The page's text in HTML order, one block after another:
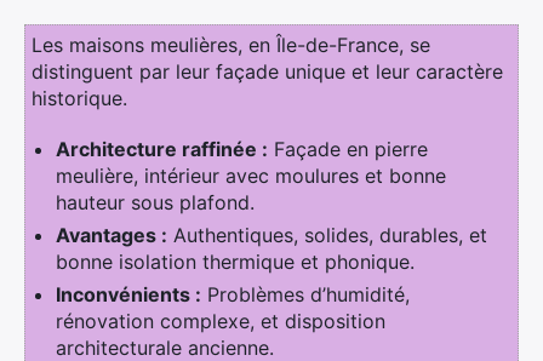
Les maisons meulières, en Île-de-France, se
distinguent par leur façade unique et leur caractère
historique.
Architecture raffinée : Façade en pierre
meulière, intérieur avec moulures et bonne
hauteur sous plafond.
Avantages : Authentiques, solides, durables, et
bonne isolation thermique et phonique.
Inconvénients : Problèmes d’humidité,
rénovation complexe, et disposition
architecturale ancienne.